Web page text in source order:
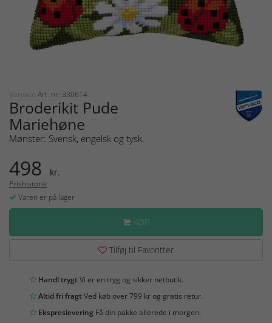
Vervaco Art. nr: 330614
Broderikit Pude
Mariehøne
Mønster: Svensk, engelsk og tysk.
498 kr.
Prishistorik
Varen er på lager
KØB
Tilføj til Favoritter
Handl trygtVi er en tryg og sikker netbutik.
Altid fri fragtVed køb over 799 kr og gratis retur.
Ekspreslevering Få din pakke allerede i morgen.